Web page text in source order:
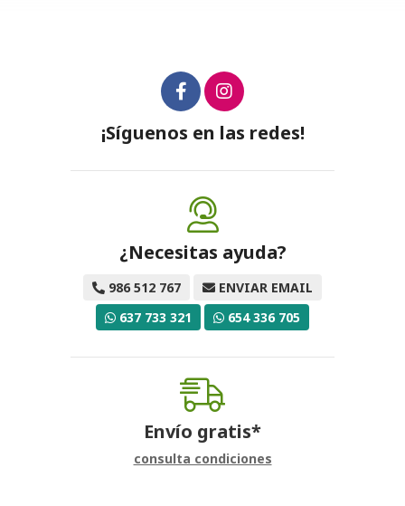
¡Síguenos en las redes!
¿Necesitas ayuda?
986 512 767
ENVIAR EMAIL
637 733 321
654 336 705
Envío gratis*
consulta condiciones